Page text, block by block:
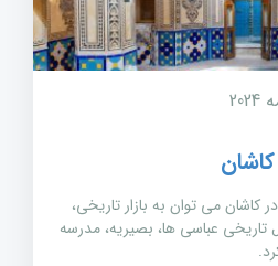
کاشان می توان به بازار تاریخی،
تاریخی عباسی ها، بصیریه، مدرسه